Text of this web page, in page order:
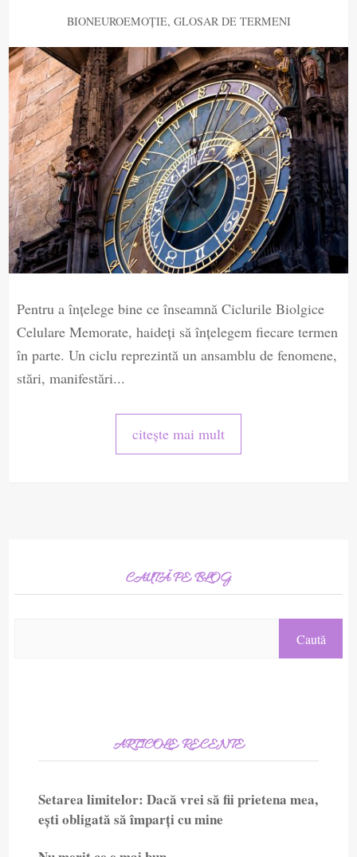
BIONEUROEMOȚIE, GLOSAR DE TERMENI
Pentru a înţelege bine ce înseamnă Ciclurile Biolgice
Celulare Memorate, haideţi să înţelegem fiecare termen
în parte. Un ciclu reprezintă un ansamblu de fenomene,
stări, manifestări...
citește mai mult
CAUTĂ PE BLOG
ARTICOLE RECENTE
Setarea limitelor: Dacă vrei să fii prietena mea,
ești obligată să împarți cu mine